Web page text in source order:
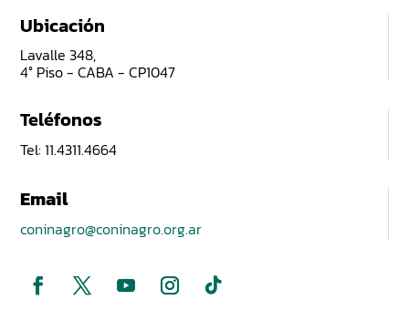
Ubicación
Lavalle 348,
4° Piso - CABA - CP1047
Teléfonos
Tel: 11.4311.4664
Email
coninagro@coninagro.org.ar